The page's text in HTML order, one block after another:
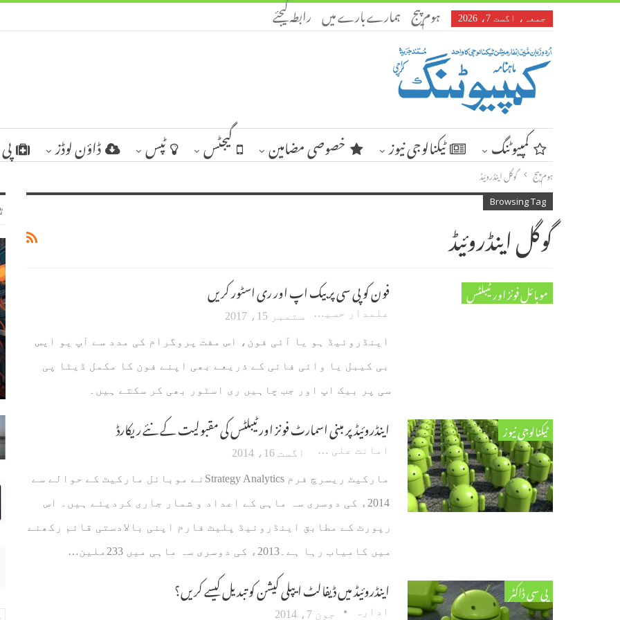
جمعہ، اگست 7، 2026 ہوم پیج ہمارے بارے میں رابطہ کیجئے
کمپیوٹنگ ٹیکنالوجی نیوز خصوصی مضامین گیجٹس ٹپس ڈاؤن لوڈز
ہوم پیج گوگل اینڈروئیڈ
Browsing Tag
گوگل اینڈروئیڈ
موبائل فونز اور ٹیبلٹس فون کو پی سی پر بیک اپ اور ری اسٹور کریں
علمدار حسین ستمبر 15، 2017
اینڈروئیڈ ہو یا آئی فون، اس مفت پروگرام کی مدد سے آپ یو ایس
بی کیبل یا وائی فائی کے ذریعے بھی اپنے فون کا مکمل ڈیٹا پی
سی پر بیک اپ اور جب چاہیں ری اسٹور بھی کر سکتے ہیں۔
ٹیکنالوجی نیوز اینڈروئیڈ پر مبنی اسمارٹ فونز اور ٹیبلٹس کی مقبولیت کے نئے ریکارڈ
امانت علی گوہر اگست 16، 2014
مارکیٹ ریسرچ فرم Strategy Analyticsنے موبائل مارکیٹ کے حوالے سے
2014ء کی دوسری سہ ماہی کے اعداد و شمار جاری کردیئے ہیں۔ اس
رپورٹ کے مطابق اینڈروئیڈ پلیٹ فارم اپنی بالادستی قائم رکھنے
میں کامیاب رہا ہے۔2013ء کی دوسری سہ ماہی میں 233ملین…
پی سی ڈاکٹر اینڈروئیڈ میں ڈیفالٹ ایپلی کیشن کو تبدیل کیسے کریں؟
ادارہ جون 7، 2014